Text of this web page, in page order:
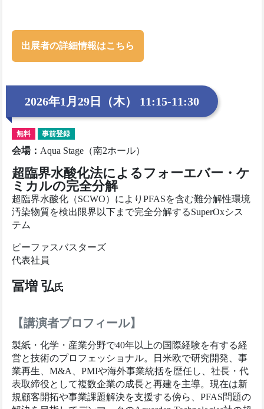
出展者の詳細情報はこちら
2026年1月29日（木） 11:15-11:30
無料 事前登録
会場： Aqua Stage（南2ホール）
超臨界水酸化法によるフォーエバー・ケ
ミカルの完全分解
超臨界水酸化（SCWO）によりPFASを含む難分解性環境
汚染物質を検出限界以下まで完全分解するSuperOxシス
テム
ピーファスバスターズ
代表社員
冨増 弘氏
【講演者プロフィール】
製紙・化学・産業分野で40年以上の国際経験を有する経
営と技術のプロフェッショナル。日米欧で研究開発、事
業再生、M&A、PMIや海外事業統括を歴任し、社長・代
表取締役として複数企業の成長と再建を主導。現在は新
規顧客開拓や事業課題解決を支援する傍ら、PFAS問題の